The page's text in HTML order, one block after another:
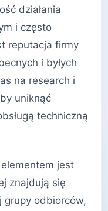
działania
i często
reputacja firmy
i byłych
na research i
uniknąć
techniczną
jest
znajdują się
grupy odbiorców,